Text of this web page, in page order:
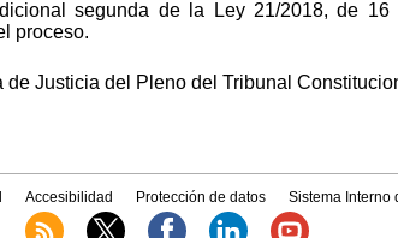
segunda de la Ley 21/2018, de
proceso.
de Justicia del Pleno del Tribunal
Accesibilidad Protección de datos Sistema Interno